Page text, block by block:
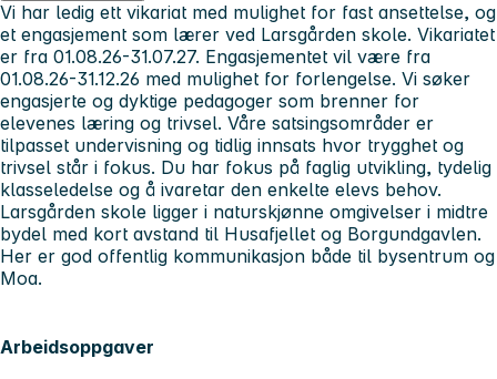
Vi har ledig ett vikariat med mulighet for fast ansettelse, og
et engasjement som lærer ved Larsgården skole. Vikariatet
er fra 01.08.26-31.07.27. Engasjementet vil være fra
01.08.26-31.12.26 med mulighet for forlengelse. Vi søker
engasjerte og dyktige pedagoger som brenner for
elevenes læring og trivsel. Våre satsingsområder er
tilpasset undervisning og tidlig innsats hvor trygghet og
trivsel står i fokus. Du har fokus på faglig utvikling, tydelig
klasseledelse og å ivaretar den enkelte elevs behov.
Larsgården skole ligger i naturskjønne omgivelser i midtre
bydel med kort avstand til Husafjellet og Borgundgavlen.
Her er god offentlig kommunikasjon både til bysentrum og
Moa.
Arbeidsoppgaver